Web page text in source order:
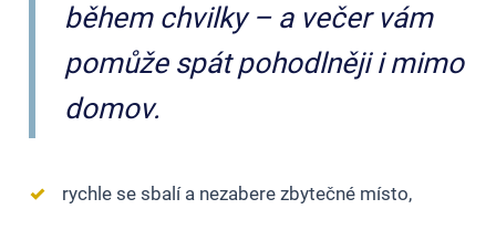
během chvilky – a večer vám
pomůže spát pohodlněji i mimo
domov.
✓ rychle se sbalí a nezabere zbytečné místo,